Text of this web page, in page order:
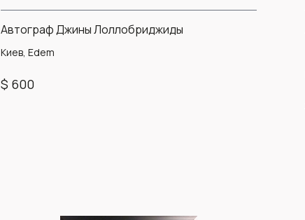
Автограф Джины Лоллобриджиды
Киев, Edem
$ 600